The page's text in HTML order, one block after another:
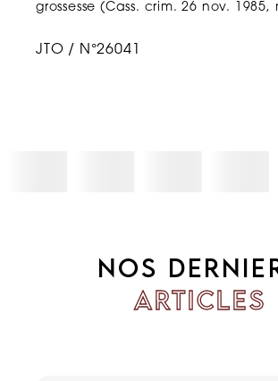
grossesse (Cass. crim. 26 nov. 1985,
JTO / N°26041
NOS
ARTICLES